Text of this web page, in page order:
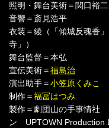
照明・舞台美術＝関口裕二
音響＝斎見浩平
衣装＝綾（「傾城反魂香
寺」）
舞台監督＝本弘
宣伝美術＝福島治
演出助手＝小笠原くみこ
制作＝福冨はつみ
製作＝劇団山の手事情社
ン UPTOWN Production